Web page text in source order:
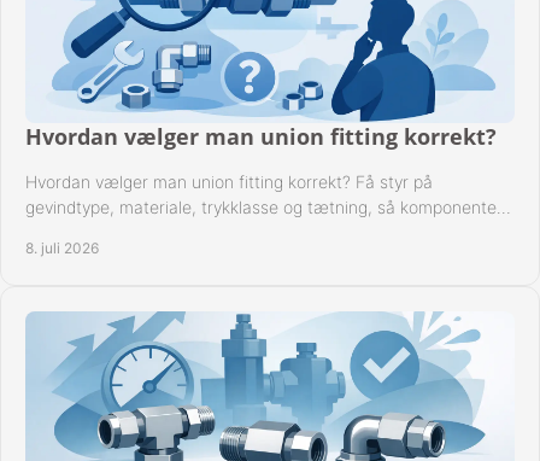
Hvordan vælger man union fitting korrekt?
Hvordan vælger man union fitting korrekt? Få styr på
gevindtype, materiale, trykklasse og tætning, så komponenten
8. juli 2026